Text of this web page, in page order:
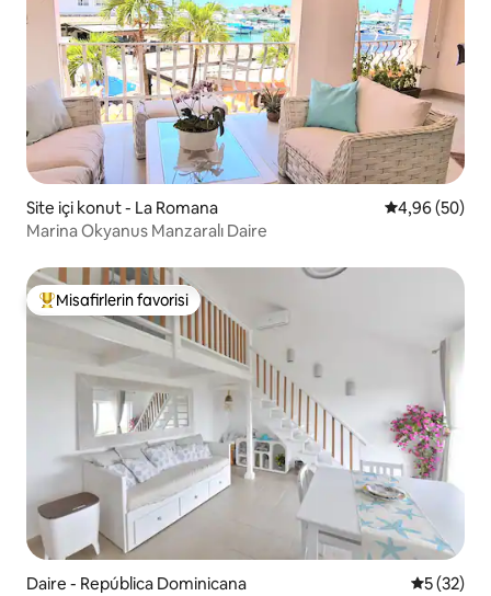
Site içi konut - La Romana 5 üzerinden
4,96 (50)
Marina Okyanus Manzaralı Daire
Misafirlerin favorilerinden en beğenilenler arasında
Misafirlerin favorisi
Daire - República Dominicana 55 (32)